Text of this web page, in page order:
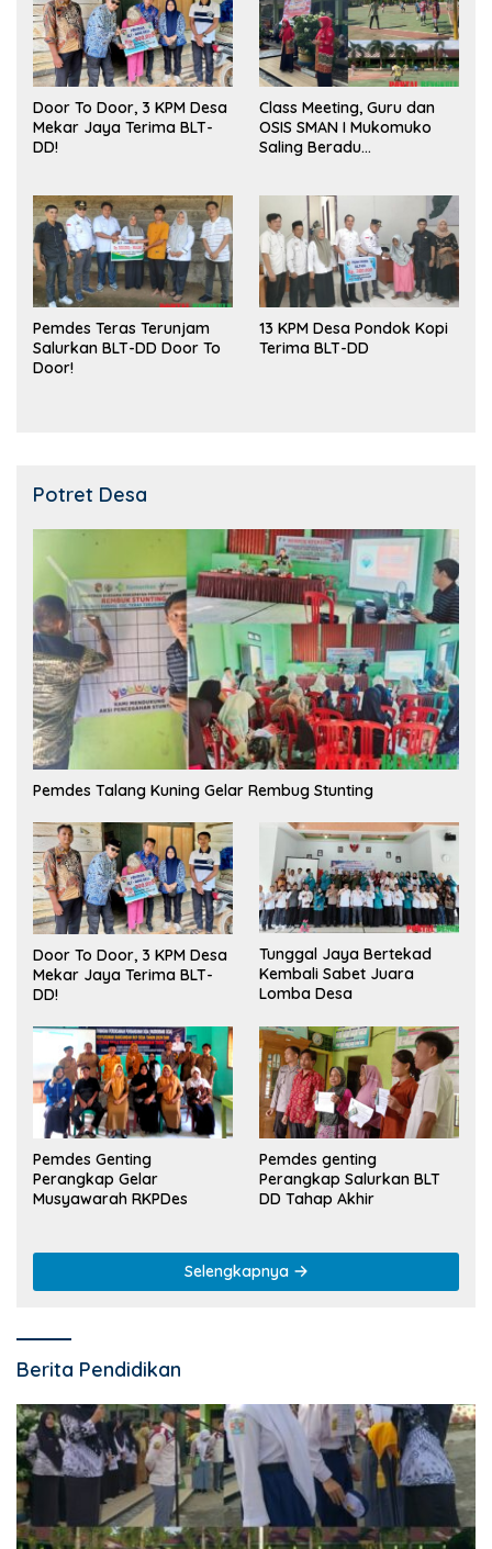
Door To Door, 3 KPM Desa
Mekar Jaya Terima BLT-
DD!
Class Meeting, Guru dan
OSIS SMAN I Mukomuko
Saling Beradu
Pemdes Teras Terunjam
Salurkan BLT-DD Door To
Door!
13 KPM Desa Pondok Kopi
Terima BLT-DD
Potret Desa
Pemdes Talang Kuning Gelar Rembug Stunting
Door To Door, 3 KPM Desa
Mekar Jaya Terima BLT-
DD!
Tunggal Jaya Bertekad
Kembali Sabet Juara
Lomba Desa
Pemdes Genting
Perangkap Gelar
Musyawarah RKPDes
Pemdes genting
Perangkap Salurkan BLT
DD Tahap Akhir
Selengkapnya
Berita Pendidikan